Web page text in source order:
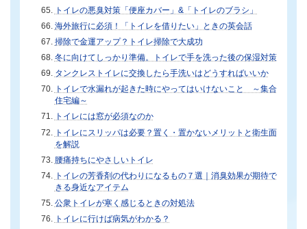
トイレの悪臭対策「便座カバー」&「トイレのブラシ」
海外旅行に必須！「トイレを借りたい」ときの英会話
掃除で金運アップ？トイレ掃除で大成功
冬に向けてしっかり準備。トイレで手を洗った後の保湿対策
タンクレストイレに交換したら手洗いはどうすればいいか
トイレで水漏れが起きた時にやってはいけないこと ～集合
住宅編～
トイレには窓が必須なのか
トイレにスリッパは必要？置く・置かないメリットと衛生面
を解説
腰痛持ちにやさしいトイレ
トイレの芳香剤の代わりになるもの７選｜消臭効果が期待で
きる身近なアイテム
公衆トイレが寒く感じるときの対処法
トイレに行けば病気がわかる？